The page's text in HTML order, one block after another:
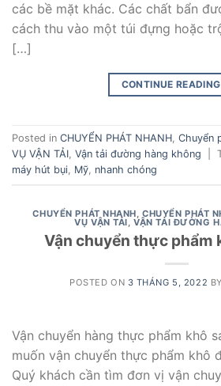
các bề mặt khác. Các chất bẩn
cách thu vào một túi đựng hoặc
[…]
CONTINUE READING
Posted in CHUYỂN PHÁT NHANH, Chuyển
VỤ VẬN TẢI, Vận tải đường hàng không
máy hút bụi, Mỹ, nhanh chóng
CHUYỂN PHÁT NHANH,CHUYỂN PHÁT
VỤ VẬN TẢI,VẬN TẢI ĐƯỜNG
Vận chuyển thực phẩm
POSTED ON 3 THÁNG 5, 2022
Vận chuyển hàng thực phẩm khô
muốn vận chuyển thực phẩm khô
Quý khách cần tìm đơn vị vận